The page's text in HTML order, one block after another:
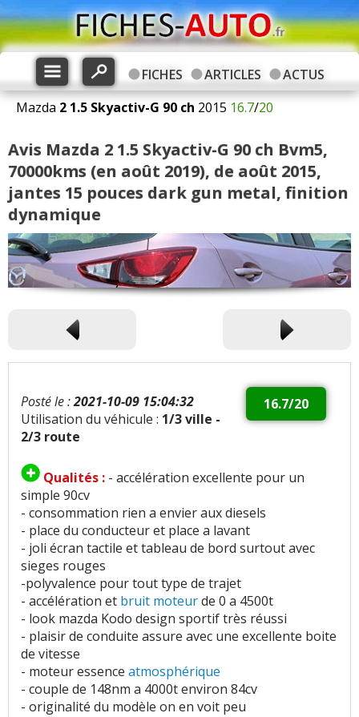
FICHES ARTICLES
ACTUS
Mazda 2 1.5 Skyactiv-G 90 ch 2015 16.7/20
Avis Mazda 2 1.5 Skyactiv-G 90 ch Bvm5,
70000kms (en août 2019), de août 2015,
jantes 15 pouces dark gun metal, finition
dynamique
16.7/20
Posté le :2021-10-09 15:04:32
Utilisation du véhicule : 1/3 ville -
2/3 route
Qualités : - accélération excellente pour un
simple 90cv
- consommation rien a envier aux diesels
- place du conducteur et place a lavant
- joli écran tactile et tableau de bord surtout avec
sieges rouges
-polyvalence pour tout type de trajet
- accélération et bruit moteurde 0 a 4500t
- look mazda Kodo design sportif très réussi
- plaisir de conduite assure avec une excellente boite
de vitesse
- moteur essence atmosphérique
- couple de 148nm a 4000t environ 84cv
- originalité du modèle on en voit peu